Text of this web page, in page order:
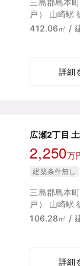
三島郡島本
戸） 山崎駅
412.06㎡ /
詳細
広瀬2丁目
2,250万
建築条件無し
三島郡島本
戸） 山崎駅
106.28㎡ /
詳細